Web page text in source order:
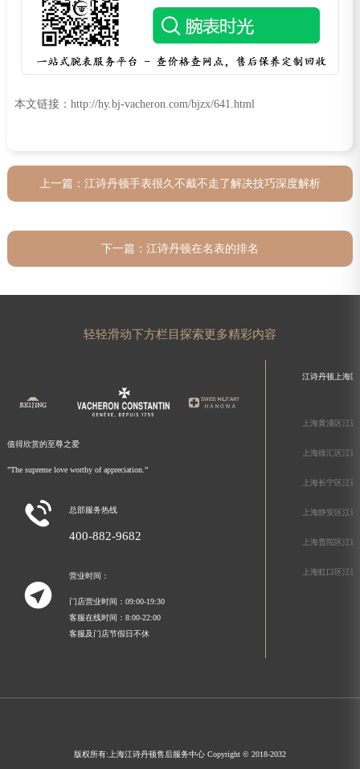
本文链接：http://hy.bj-vacheron.com/bjzx/641.html
上一篇： 江诗丹顿手表很久不戴不走了解决技巧深度解析
下一篇： 江诗丹顿在名表的排名
轻轻滑动下方栏目探索更多精彩内容
值得欣赏的至尊之爱
"The supreme love worthy of appreciation.”
 总部服务热线
400-882-9682

营业时间：
门店营业时间：09:00-19:30
客服在线时间：8:00-22:00
客服及门店节假日不休
江诗丹顿上海区
上海黄浦区江
上海徐汇区江
上海长宁区江
上海静安区江
上海普陀区江
上海虹口区江
版权所有:上海江诗丹顿售后服务中心 Copyright © 2018-2032